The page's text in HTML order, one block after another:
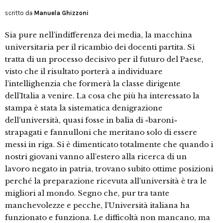
scritto da Manuela Ghizzoni
Sia pure nell’indifferenza dei media, la macchina
universitaria per il ricambio dei docenti partita. Si
tratta di un processo decisivo per il futuro del Paese,
visto che il risultato porterà a individuare
l’intellighenzia che formerà la classe dirigente
dell’Italia a venire. La cosa che più ha interessato la
stampa è stata la sistematica denigrazione
dell’università, quasi fosse in balìa di «baroni»
strapagati e fannulloni che meritano solo di essere
messi in riga. Si è dimenticato totalmente che quando i
nostri giovani vanno all’estero alla ricerca di un
lavoro negato in patria, trovano subito ottime posizioni
perché la preparazione ricevuta all’università è tra le
migliori al mondo. Segno che, pur tra tante
manchevolezze e pecche, l’Università italiana ha
funzionato e funziona. Le difficoltà non mancano, ma